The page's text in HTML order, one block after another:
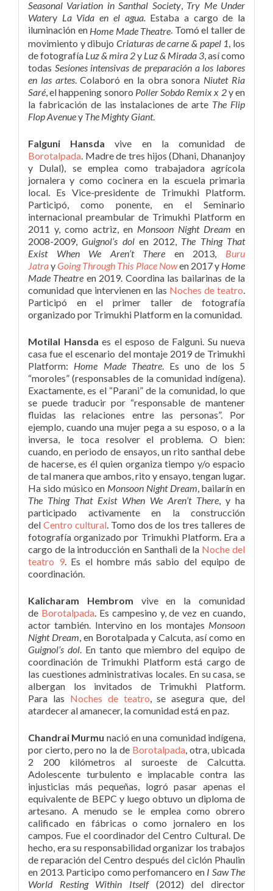
Seasonal Variation in Santhal Society, Try Me Under
Watery La Vida en el agua.Estaba a cargo de la
iluminación en Home Made Theatre. Tomó el taller de
movimiento y dibujo Criaturas de carne & papel 1, los
de fotografía Luz & mira 2y Luz & Mirada 3, así como
todas Sesiones intensivas de preparación a los labores
en las artes. Colaboró en la obra sonora Niutet Ria
Saré, el happening sonoro Poller Sobdo Remix x 2y en
la fabricación de las instalaciones de arte The Flip
Flop Avenuey The Mighty Giant.
Falguni Hansdavive en la comunidad de
Borotalpada. Madre de tres hijos (Dhani, Dhananjoy
y Dulal), se emplea como trabajadora agrícola
jornalera y como cocinera en la escuela primaria
local. Es Vice-presidente de Trimukhi Platform.
Participó, como ponente, en el Seminario
internacional preambular de Trimukhi Platform en
2011 y, como actriz, en Monsoon Night Dream en
2008-2009,Guignol’s dolen 2012, The Thing That
Exist When We Aren’t There en 2013, Buru
JatrayGoing Through This Place Nowen 2017 y Home
Made Theatre en 2019. Coordina las bailarinas de la
comunidad que intervienen en las Noches de teatro.
Participó en el primer taller de fotografía
organizado por Trimukhi Platform en la comunidad.
Motilal Hansda es el esposo de Falguni. Su nueva
casa fue el escenario del montaje 2019 de Trimukhi
Platform: Home Made Theatre. Es uno de los 5
“moroles” (responsables de la comunidad indígena).
Exactamente, es el “Parani” de la comunidad, lo que
se puede traducir por “responsable de mantener
fluidas las relaciones entre las personas”. Por
ejemplo, cuando una mujer pega a su esposo, o a la
inversa, le toca resolver el problema. O bien:
cuando, en periodo de ensayos, un rito santhal debe
de hacerse, es él quien organiza tiempo y/o espacio
de tal manera que ambos, rito y ensayo, tengan lugar.
Ha sido músico en Monsoon Night Dream, bailarín en
The Thing That Exist When We Aren’t There, y ha
participado activamente en la construcción
del Centro cultural. Tomo dos de los tres talleres de
fotografía organizado por Trimukhi Platform. Era a
cargo de la introducción en Santhali de la Noche del
teatro 9. Es el hombre más sabio del equipo de
coordinación.
Kalicharam Hembrom vive en la comunidad
de Borotalpada. Es campesino y, de vez en cuando,
actor también. Intervino en los montajes Monsoon
Night Dream, en Borotalpada y Calcuta, así como en
Guignol’s dol. En tanto que miembro del equipo de
coordinación de Trimukhi Platform está cargo de
las cuestiones administrativas locales. En su casa, se
albergan los invitados de Trimukhi Platform.
Para las Noches de teatro, se asegura que, del
atardecer al amanecer, la comunidad está en paz.
Chandrai Murmu nació en una comunidad indígena,
por cierto, pero no la de Borotalpada, otra, ubicada
2 200 kilómetros al suroeste de Calcutta.
Adolescente turbulento e implacable contra las
injusticias más pequeñas, logró pasar apenas el
equivalente de BEPC y luego obtuvo un diploma de
artesano. A menudo se le emplea como obrero
calificado en fábricas o como jornalero en los
campos. Fue el coordinador del Centro Cultural. De
hecho, era su responsabilidad organizar los trabajos
de reparación del Centro después del ciclón Phaulin
en 2013. Participo como perfomancero enI Saw The
World Resting Within Itself(2012)
del director